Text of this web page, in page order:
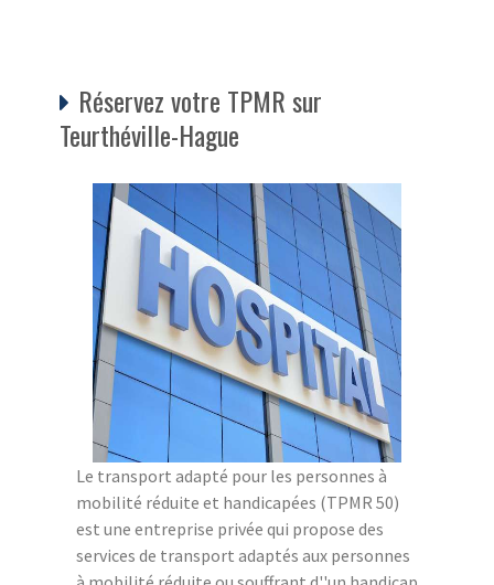
Réservez votre TPMR sur
Teurthéville-Hague
Le transport adapté pour les personnes à
mobilité réduite et handicapées (TPMR 50)
est une entreprise privée qui propose des
services de transport adaptés aux personnes